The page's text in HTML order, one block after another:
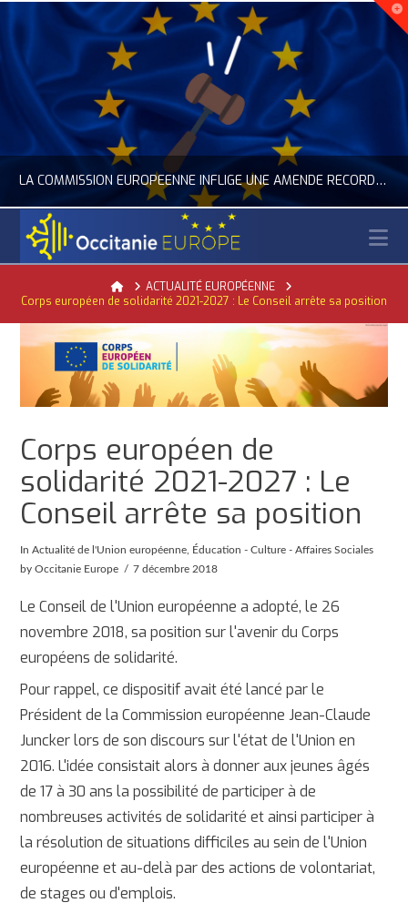
LA COMMISSION EUROPÉENNE INFLIGE UNE AMENDE RECORD À GOOGLE
ACTUALITÉ DE L'UNION EUROPÉENNE, ACTUALITÉ DE LA REPRÉSENTATION D’OCCITANIE EUROPE, NUMÉRIQUE- DIGITAL
JUILLET 24, 2026
HomeACTUALITÉ EUROPÉENNE
Corps européen de solidarité 2021-2027 : Le Conseil arrête sa position
Corps européen de
solidarité 2021-2027 : Le
Conseil arrête sa position
InActualité de l'Union européenne Éducation - Culture - Affaires Sociales
by Occitanie Europe
7 décembre 2018
Le Conseil de l'Union européenne a adopté, le 26
novembre 2018, sa position sur l'avenir du Corps
européens de solidarité.
Pour rappel, ce dispositif avait été lancé par le
Président de la Commission européenne Jean-Claude
Juncker lors de son discours sur l'état de l'Union en
2016. L'idée consistait alors à donner aux jeunes âgés
de 17 à 30 ans la possibilité de participer à de
nombreuses activités de solidarité et ainsi participer à
la résolution de situations difficiles au sein de l'Union
européenne et au-delà par des actions de volontariat,
de stages ou d'emplois.